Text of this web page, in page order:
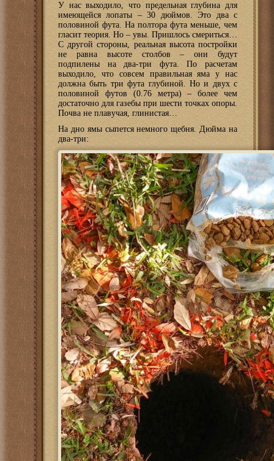
У нас выходило, что предельная глубина для
имеющейся лопаты – 30 дюймов. Это два с
половиной фута. На полтора фута меньше, чем
гласит теория. Но – увы. Пришлось смериться…
С другой стороны, реальная высота постройки
не равна высоте столбов – они будут
подпилены на два-три фута. По расчетам
выходило, что совсем правильная яма у нас
должна быть три фута глубиной. Но и двух с
половиной футов (0.76 метра) – более чем
достаточно для газебы при шести точках опоры.
Почва не плавучая, глинистая…
На дно ямы сыпется немного щебня. Дюйма на
два-три: